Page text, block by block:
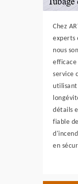
Chez
experts
nous
efficace
service
utilisant
détails
fiable
en